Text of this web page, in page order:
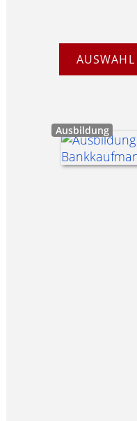
AUSWAHL
Ausbildung